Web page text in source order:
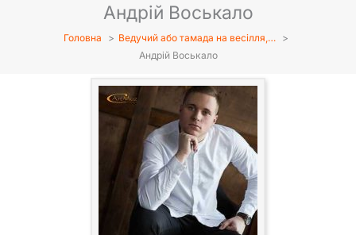
Андрій Воськало
Головна
Ведучий або тамада на весілля,…
Андрій Воськало